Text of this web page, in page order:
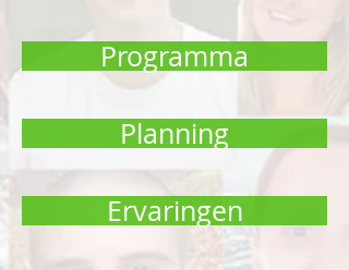
Programma
Planning
Ervaringen